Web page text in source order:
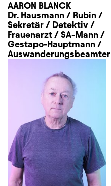
AARON BLANCK
Dr. Hausmann / Rubin /
Sekretär / Detektiv /
Frauenarzt / SA-Mann /
Gestapo-Hauptmann /
Auswanderungsbeamter